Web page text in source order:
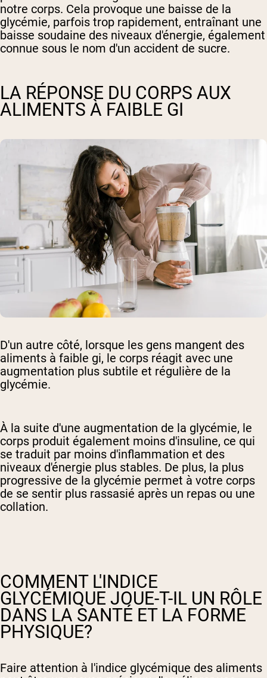
notre corps. Cela provoque une baisse de la
glycémie, parfois trop rapidement, entraînant une
baisse soudaine des niveaux d'énergie, également
connue sous le nom d'un accident de sucre.
LA RÉPONSE DU CORPS AUX
ALIMENTS À FAIBLE GI
D'un autre côté, lorsque les gens mangent des
aliments à faible gi, le corps réagit avec une
augmentation plus subtile et régulière de la
glycémie.
À la suite d'une augmentation de la glycémie, le
corps produit également moins d'insuline, ce qui
se traduit par moins d'inflammation et des
niveaux d'énergie plus stables. De plus, la plus
progressive de la glycémie permet à votre corps
de se sentir plus rassasié après un repas ou une
collation.
COMMENT L'INDICE
GLYCÉMIQUE JOUE-T-IL UN RÔLE
DANS LA SANTÉ ET LA FORME
PHYSIQUE?
Faire attention à l'indice glycémique des aliments